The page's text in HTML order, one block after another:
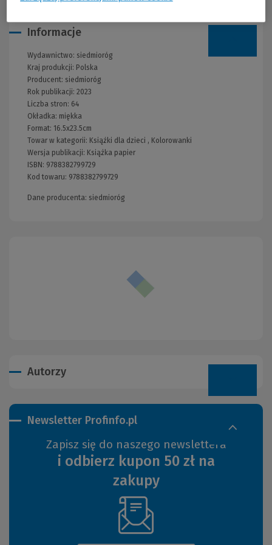
Informacje
Wydawnictwo: siedmioróg
Kraj produkcji: Polska
Producent: siedmioróg
Rok publikacji: 2023
Liczba stron: 64
Okładka: miękka
Format: 16.5x23.5cm
Towar w kategorii: Książki dla dzieci , Kolorowanki
Wersja publikacji: Książka papier
ISBN: 9788382799729
Kod towaru: 9788382799729
Dane producenta: siedmioróg
Autorzy
Newsletter Profinfo.pl
Zapisz się do naszego newslettera
i odbierz kupon 50 zł na
zakupy
(Nowe
okno)